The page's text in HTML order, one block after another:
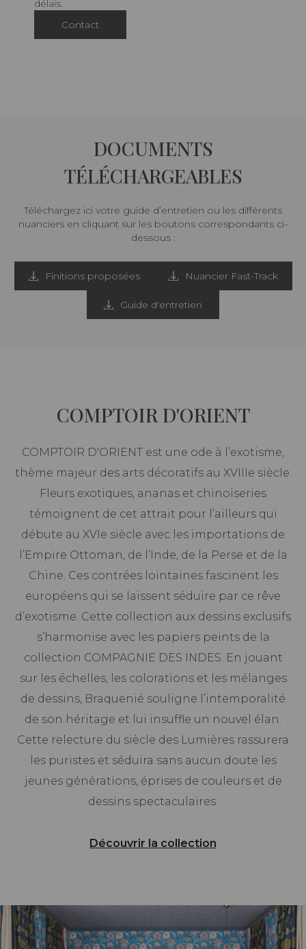
délais.
Contact
DOCUMENTS
TÉLÉCHARGEABLES
Téléchargez ici votre guide d’entretien ou les différents
nuanciers en cliquant sur les boutons correspondants ci-
dessous :
Finitions proposées Nuancier Fast-Track
Guide d'entretien
COMPTOIR D'ORIENT
COMPTOIR D'ORIENT est une ode à l’exotisme,
thème majeur des arts décoratifs au XVIIIe siècle.
Fleurs exotiques, ananas et chinoiseries
témoignent de cet attrait pour l’ailleurs qui
débute au XVIe siècle avec les importations de
l’Empire Ottoman, de l’Inde, de la Perse et de la
Chine. Ces contrées lointaines fascinent les
européens qui se laissent séduire par ce rêve
d’exotisme. Cette collection aux dessins exclusifs
s’harmonise avec les papiers peints de la
collection COMPAGNIE DES INDES. En jouant
sur les échelles, les colorations et les mélanges
de dessins, Braquenié souligne l’intemporalité
de son héritage et lui insuffle un nouvel élan.
Cette relecture du siècle des Lumières rassurera
les puristes et séduira sans aucun doute les
jeunes générations, éprises de couleurs et de
dessins spectaculaires.
Découvrir la collection